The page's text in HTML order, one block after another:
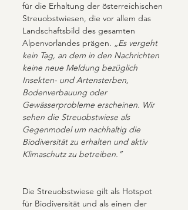
für die Erhaltung der österreichischen
Streuobstwiesen, die vor allem das
Landschaftsbild des gesamten
Alpenvorlandes prägen. „Es vergeht
kein Tag, an dem in den Nachrichten
keine neue Meldung bezüglich
Insekten- und Artensterben,
Bodenverbauung oder
Gewässerprobleme erscheinen. Wir
sehen die Streuobstwiese als
Gegenmodel um nachhaltig die
Biodiversität zu erhalten und aktiv
Klimaschutz zu betreiben.”
Die Streuobstwiese gilt als Hotspot
für Biodiversität und als einen der